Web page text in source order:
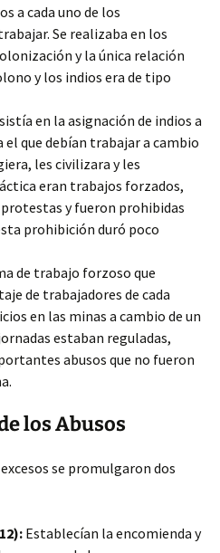
a cada uno de los
Se realizaba en los
y la única relación
y los indios era de tipo
en la asignación de indios a
el que debían trabajar a cambio
les civilizara y les
eran trabajos forzados,
y fueron prohibidas
prohibición duró poco
de trabajo forzoso que
de trabajadores de cada
en las minas a cambio de un
estaban reguladas,
abusos que no fueron
los Abusos
se promulgaron dos
Establecían la encomienda y